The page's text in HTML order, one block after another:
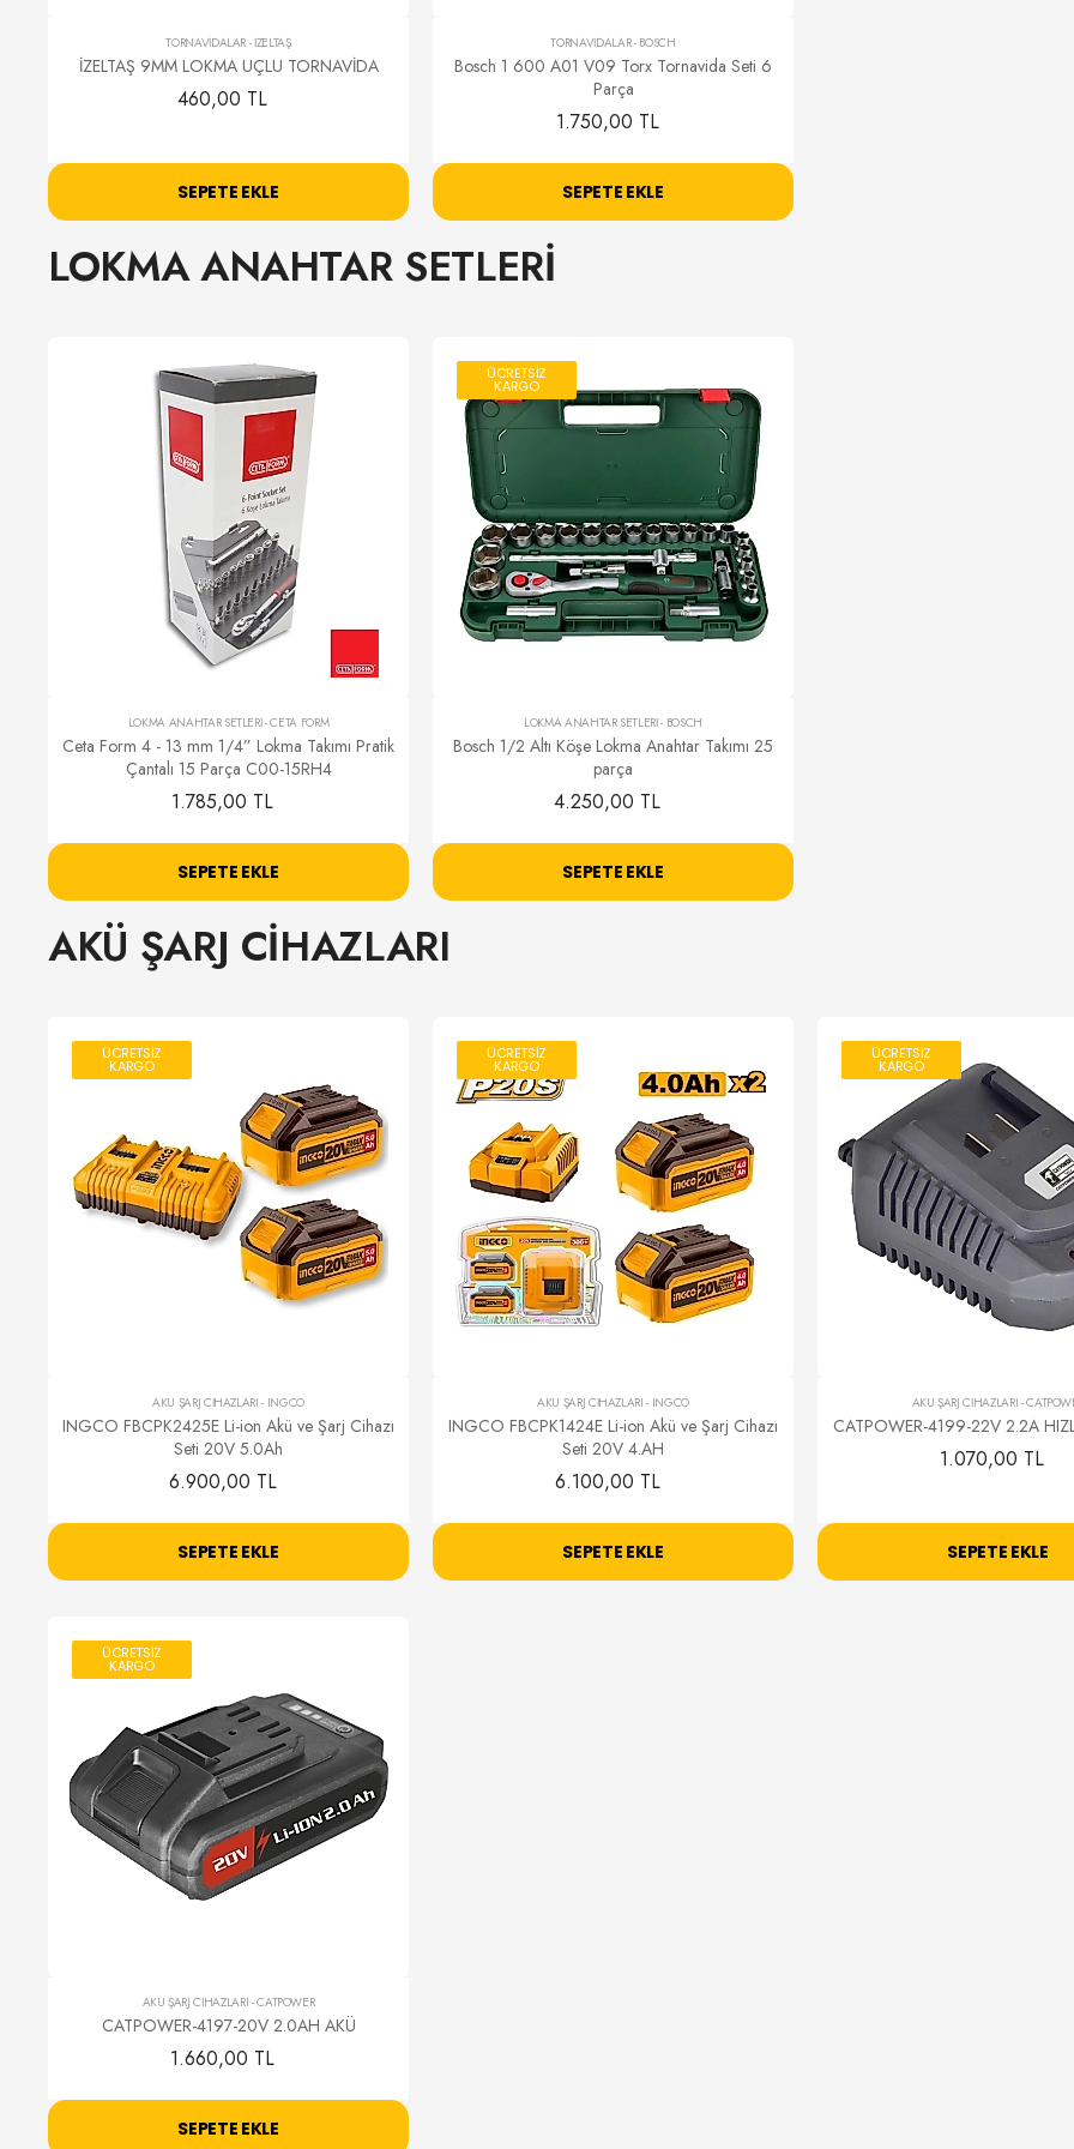
TORNAVİDALAR - İZELTAŞ
İZELTAŞ 9MM LOKMA UÇLU TORNAVİDA
460,00 TL
SEPETE EKLE
TORNAVİDALAR- BOSCH
Bosch 1 600 A01 V09 Torx Tornavida Seti 6
Parça
1.750,00 TL
SEPETE EKLE
LOKMA ANAHTAR SETLERİ
LOKMA ANAHTAR SETLERİ-CETA FORM
Ceta Form 4 - 13 mm 1/4” Lokma Takımı Pratik
Çantalı 15 Parça C00-15RH4
1.785,00 TL
SEPETE EKLE
ÜCRETSİZ
KARGO
LOKMA ANAHTAR SETLERİ- BOSCH
Bosch 1/2 Altı Köşe Lokma Anahtar Takımı 25
parça
4.250,00 TL
SEPETE EKLE
AKÜ ŞARJ CİHAZLARI
ÜCRETSİZ
KARGO
AKÜ ŞARJ CİHAZLARI - INGCO
INGCO FBCPK2425E Li-ion Akü ve Şarj Cihazı
Seti 20V 5.0Ah
6.900,00 TL
SEPETE EKLE
ÜCRETSİZ
KARGO
AKÜ ŞARJ CİHAZLARI - INGCO
INGCO FBCPK1424E Li-ion Akü ve Şarj Cihazı
Seti 20V 4.AH
6.100,00 TL
SEPETE EKLE
ÜCRETSİZ
KARGO
AKÜ ŞARJ CİHAZLARI -
CATPOWER-4199-22V 2.2A
1.070,00 TL
SEPETE EKLE
ÜCRETSİZ
KARGO
AKÜ ŞARJ CİHAZLARI -CATPOWER
CATPOWER-4197-20V 2.0AH AKÜ
1.660,00 TL
SEPETE EKLE